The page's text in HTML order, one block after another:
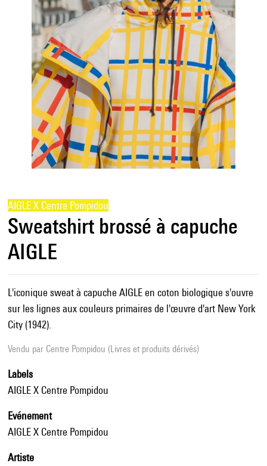
AIGLE X Centre Pompidou
Sweatshirt brossé à capuche
AIGLE
L'iconique sweat à capuche AIGLE en coton biologique s'ouvre
sur les lignes aux couleurs primaires de l'œuvre d'art New York
City (1942).
Vendu par Centre Pompidou (Livres et produits dérivés)
Labels
AIGLE X Centre Pompidou
Evénement
AIGLE X Centre Pompidou
Artiste